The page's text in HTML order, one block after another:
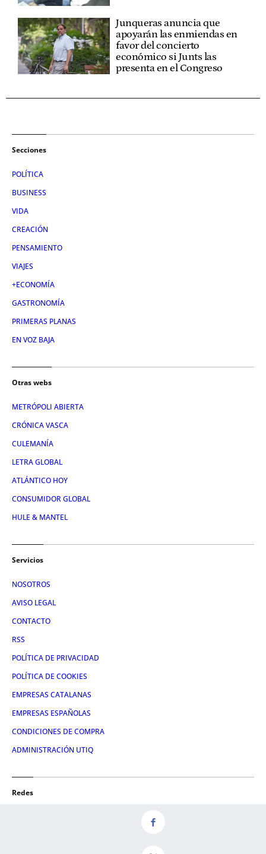
Junqueras anuncia que
apoyarán las enmiendas en
favor del concierto
económico si Junts las
presenta en el Congreso
Secciones
POLÍTICA
BUSINESS
VIDA
CREACIÓN
PENSAMIENTO
VIAJES
+ECONOMÍA
GASTRONOMÍA
PRIMERAS PLANAS
EN VOZ BAJA
Otras webs
METRÓPOLI ABIERTA
CRÓNICA VASCA
CULEMANÍA
LETRA GLOBAL
ATLÁNTICO HOY
CONSUMIDOR GLOBAL
HULE & MANTEL
Servicios
NOSOTROS
AVISO LEGAL
CONTACTO
RSS
POLÍTICA DE PRIVACIDAD
POLÍTICA DE COOKIES
EMPRESAS CATALANAS
EMPRESAS ESPAÑOLAS
CONDICIONES DE COMPRA
ADMINISTRACIÓN UTIQ
Redes